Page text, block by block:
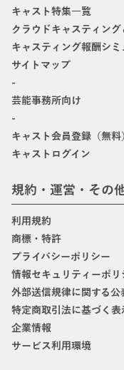
キャスト特集一覧
クラウドキャスティング
キャスティング報酬シミ
サイトマップ
-
芸能事務所向け
-
キャスト会員登録（無料
キャストログイン
規約・運営・その
利用規約
商標・特許
プライバシーポリシー
情報セキュリティーポリ
外部送信規律に関する公
特定商取引法に基づく表
企業情報
サービス利用環境